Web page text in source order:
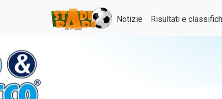
Notizie Risultati e